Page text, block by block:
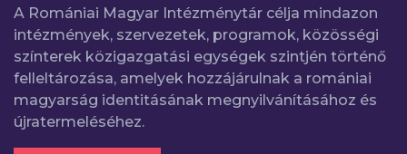
A Romániai Magyar Intézménytár célja mindazon
intézmények, szervezetek, programok, közösségi
színterek közigazgatási egységek szintjén történő
felleltározása, amelyek hozzájárulnak a romániai
magyarság identitásának megnyilvánításához és
újratermeléséhez.